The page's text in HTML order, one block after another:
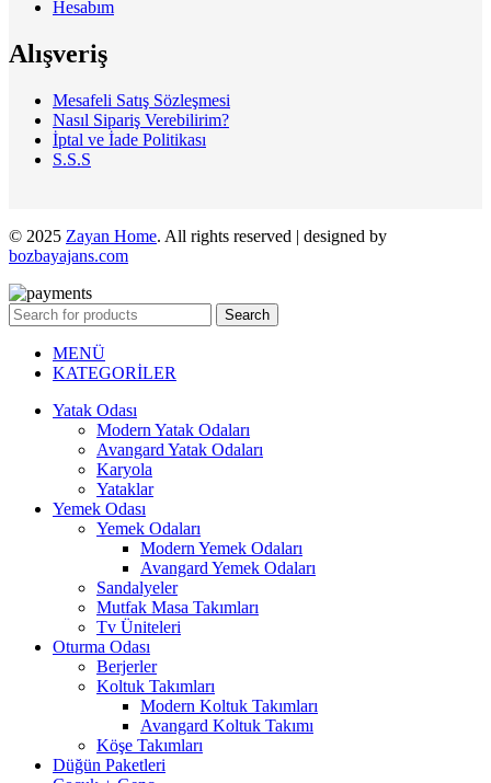
Hesabım
Alışveriş
Mesafeli Satış Sözleşmesi
Nasıl Sipariş Verebilirim?
İptal ve İade Politikası
S.S.S
© 2025 Zayan Home. All rights reserved | designed by
bozbayajans.com
Search
MENÜ
KATEGORİLER
Yatak Odası
Modern Yatak Odaları
Avangard Yatak Odaları
Karyola
Yataklar
Yemek Odası
Yemek Odaları
Modern Yemek Odaları
Avangard Yemek Odaları
Sandalyeler
Mutfak Masa Takımları
Tv Üniteleri
Oturma Odası
Berjerler
Koltuk Takımları
Modern Koltuk Takımları
Avangard Koltuk Takımı
Köşe Takımları
Düğün Paketleri